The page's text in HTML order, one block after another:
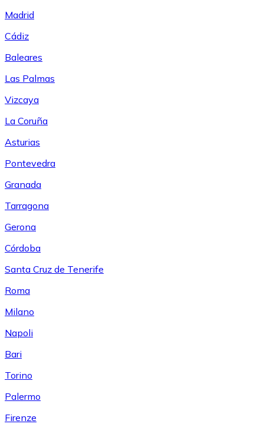
Madrid
Cádiz
Baleares
Las Palmas
Vizcaya
La Coruña
Asturias
Pontevedra
Granada
Tarragona
Gerona
Córdoba
Santa Cruz de Tenerife
Roma
Milano
Napoli
Bari
Torino
Palermo
Firenze